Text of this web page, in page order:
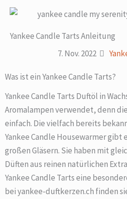
Yankee Candle Tarts Anleitung
7. Nov. 2022
Was ist ein Yankee Candle Tarts?
Yankee Candle Tarts Duftöl in
Aromalampen verwendet, denn
einfach. Die vielfach bereits
Yankee Candle Housewarmer gibt
großen Gläsern. Sie haben mit
Düften aus reinen natürlichen
Yankee Candle Tarts eine
bei yankee-duftkerzen.ch finden